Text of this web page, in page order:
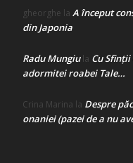
gheorghe la A început
din Japonia
Radu Mungiula Cu
adormitei roabei Tale…
Crina Marina la Despre
onaniei (pazei de a nu